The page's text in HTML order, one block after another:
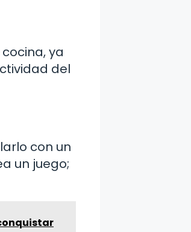
ya
del
con un
un juego;